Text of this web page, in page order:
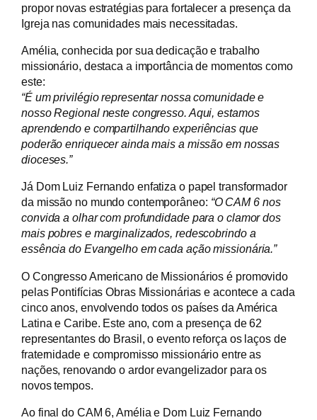
propor novas estratégias para fortalecer a presença da
Igreja nas comunidades mais necessitadas.
Amélia, conhecida por sua dedicação e trabalho
missionário, destaca a importância de momentos como
este:
“É um privilégio representar nossa comunidade e
nosso Regional neste congresso. Aqui, estamos
aprendendo e compartilhando experiências que
poderão enriquecer ainda mais a missão em nossas
dioceses.”
Já Dom Luiz Fernando enfatiza o papel transformador
da missão no mundo contemporâneo: “O CAM 6 nos
convida a olhar com profundidade para o clamor dos
mais pobres e marginalizados, redescobrindo a
essência do Evangelho em cada ação missionária.”
O Congresso Americano de Missionários é promovido
pelas Pontifícias Obras Missionárias e acontece a cada
cinco anos, envolvendo todos os países da América
Latina e Caribe. Este ano, com a presença de 62
representantes do Brasil, o evento reforça os laços de
fraternidade e compromisso missionário entre as
nações, renovando o ardor evangelizador para os
novos tempos.
Ao final do CAM 6, Amélia e Dom Luiz Fernando